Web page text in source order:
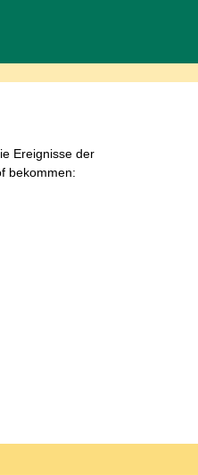
Ereignisse der
bekommen: